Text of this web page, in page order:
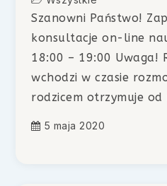
Szanowni Państwo!
konsultacje on-line
18:00 – 19:00 Uwaga!
wchodzi w czasie
rodzicem otrzymuje
5 maja 2020